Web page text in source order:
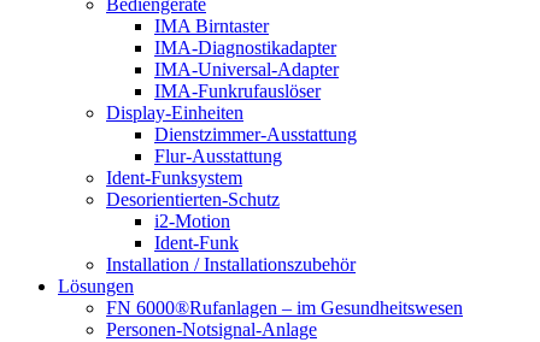
IMA Birntaster
IMA-Diagnostikadapter
IMA-Universal-Adapter
IMA-Funkrufauslöser
Display-Einheiten
Dienstzimmer-Ausstattung
Flur-Ausstattung
Ident-Funksystem
Desorientierten-Schutz
i2-Motion
Ident-Funk
Installation / Installationszubehör
Lösungen
FN 6000®Rufanlagen – im Gesundheitswesen
Personen-Notsignal-Anlage